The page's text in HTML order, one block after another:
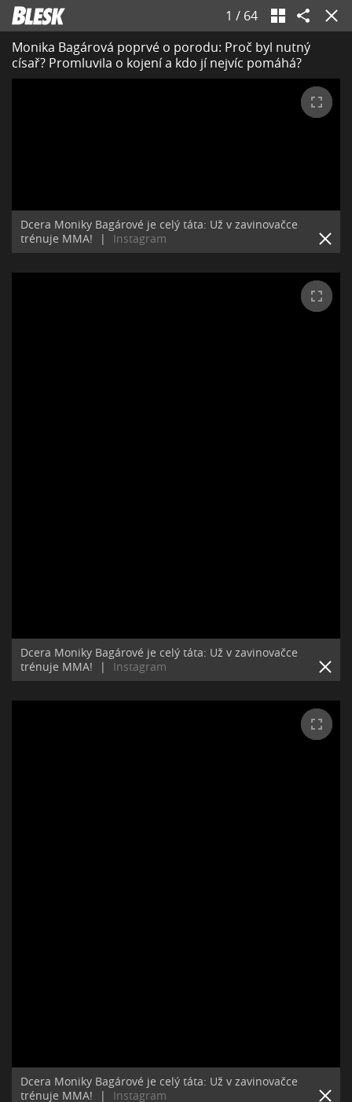
1 / 64
Monika Bagárová poprvé o porodu: Proč byl nutný
císař? Promluvila o kojení a kdo jí nejvíc pomáhá?
Dcera Moniky Bagárové je celý táta: Už v zavinovačce
trénuje MMA!
| Instagram
Dcera Moniky Bagárové je celý táta: Už v zavinovačce
trénuje MMA!
| Instagram
Dcera Moniky Bagárové je celý táta: Už v zavinovačce
trénuje MMA!
| Instagram